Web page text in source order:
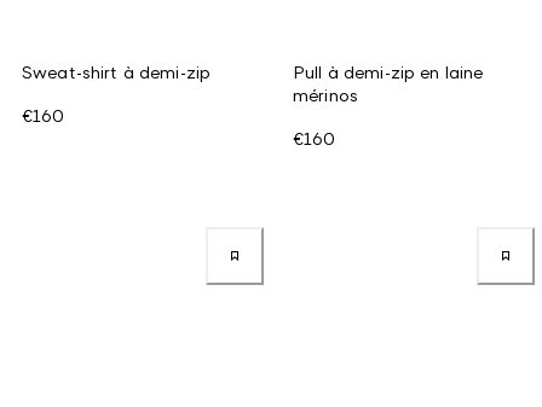
Sweat-shirt à demi-zip
€160
Pull à demi-zip en laine
mérinos
€160